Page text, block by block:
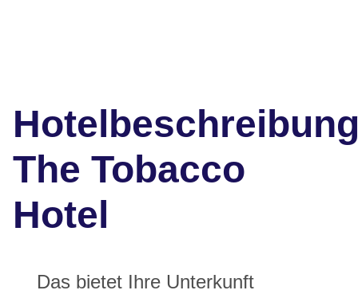
The Tobacco
Hotel
Das bietet Ihre Unterkunft